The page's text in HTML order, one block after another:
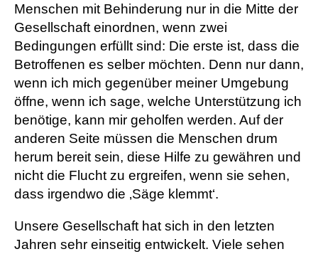
Menschen mit Behinderung nur in die Mitte der
Gesellschaft einordnen, wenn zwei
Bedingungen erfüllt sind: Die erste ist, dass die
Betroffenen es selber möchten. Denn nur dann,
wenn ich mich gegenüber meiner Umgebung
öffne, wenn ich sage, welche Unterstützung ich
benötige, kann mir geholfen werden. Auf der
anderen Seite müssen die Menschen drum
herum bereit sein, diese Hilfe zu gewähren und
nicht die Flucht zu ergreifen, wenn sie sehen,
dass irgendwo die ‚Säge klemmt‘.
Unsere Gesellschaft hat sich in den letzten
Jahren sehr einseitig entwickelt. Viele sehen